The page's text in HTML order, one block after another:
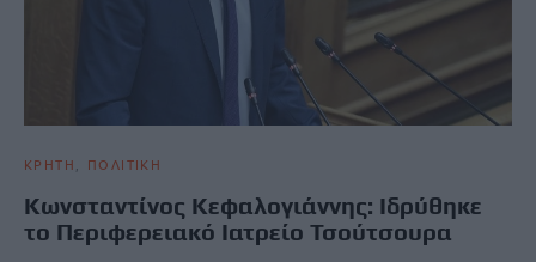
ΚΡΗΤΗ ΠΟΛΙΤΙΚΗ
Κωνσταντίνος Κεφαλογιάννης: Ιδρύθηκε
το Περιφερειακό Ιατρείο Τσούτσουρα